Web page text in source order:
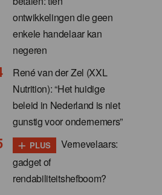
ontwikkelingen die geen
enkele handelaar kan
negeren
René van der Zel (XXL
Nutrition): “Het huidige
beleid in Nederland is niet
gunstig voor ondernemers”
+ PLUS
Vernevelaars:
gadget of
rendabiliteitshefboom?